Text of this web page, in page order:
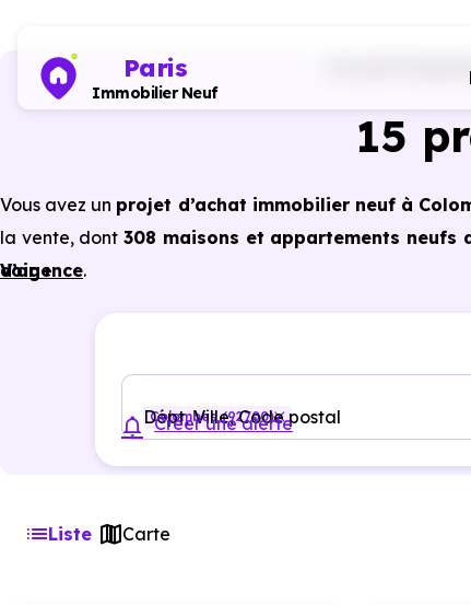
Paris
Immobilier Neuf
15
Vous avez un projet d’achat immobilier neuf à
la vente, dont308 maisons et appartements neufs
d’agence.
garanties constructeur, etc.
Voir +
Dépt, Ville, Code postal
Colombes (92700)
Créer une alerte
Liste Carte